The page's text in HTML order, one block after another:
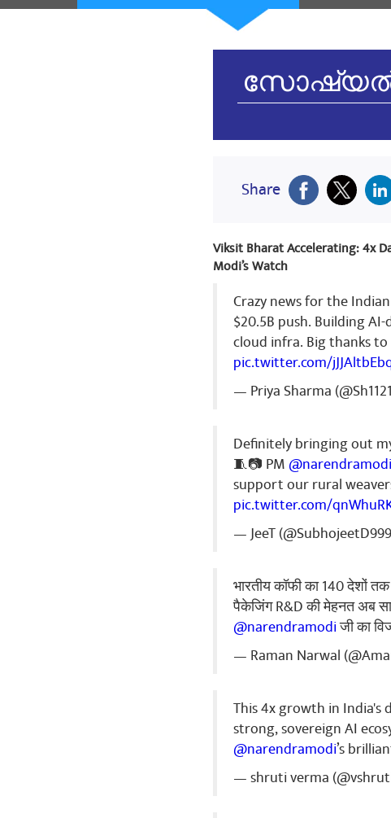
हार्दिक शुभकामनायें ।
KARTAR SINGH
heartiest
आदरणीय
2017से वेतन आयोग
किया है कर्मचारी से
आज तक हमारे इतिहास
केंद्रीय कर्मचारी
कर्मचारी बहुत दुखी
പങ്കിടുക
Sanjib Neogi
Congratulations.
പങ്കിടുക
Shiv Kumar
बहुत बहुत बधाई एवं
പങ്കിടുക
sumesh
MANY
GAMES.
പങ്കിടുക
സോഷ്യൽ
Share
Viksit Bharat Accelerating: 4x
Modi’s Watch
Crazy news for the
$20.5B push. Building
cloud infra. Big thanks to
pic.twitter.com/
— Priya Sharma
Definitely bringing out
🧵📷 PM @narendramodi
support our rural
pic.twitter.com/
— JeeT
भारतीय कॉफी का 140 देशों
पैकेजिंग R&D की मेहनत अब
@narendramodiजी का
— Raman Narwal
This 4x growth in India's
strong, sovereign AI
@narendramodi’s
— shruti verma